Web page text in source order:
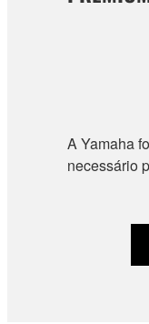
A Yamaha
necessário